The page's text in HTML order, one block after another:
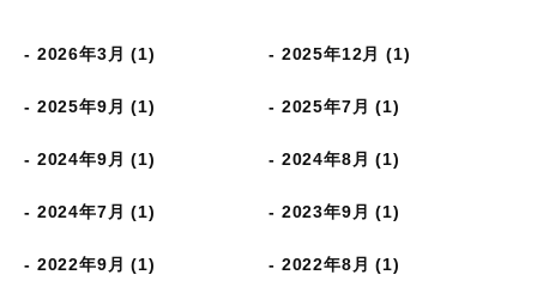
2026年3月 (1) 2025年12月 (1)
2025年9月 (1) 2025年7月 (1)
2024年9月 (1) 2024年8月 (1)
2024年7月 (1) 2023年9月 (1)
2022年9月 (1) 2022年8月 (1)